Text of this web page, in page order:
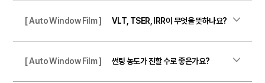
[ Auto Window Film ] VLT, TSER, IRR이 무엇을 뜻하나요?
[ Auto Window Film ] 썬팅 농도가 진할 수로 좋은가요?